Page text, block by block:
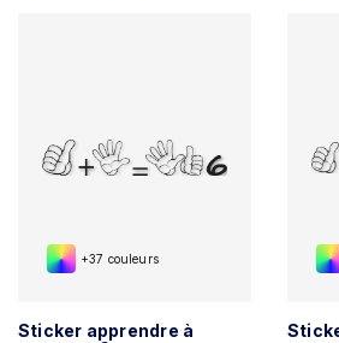
+37 couleurs
Sticker apprendre à